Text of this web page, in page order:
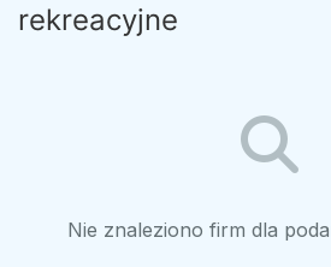
rekreacyjne
Nie znaleziono firm dla